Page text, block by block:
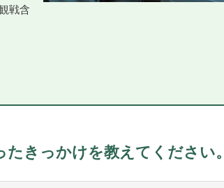
戦含
きっかけを教えてください。